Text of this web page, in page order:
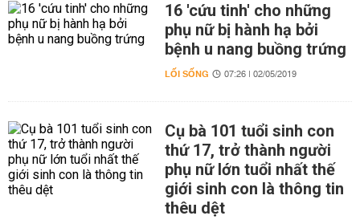
16 'cứu tinh' cho những
phụ nữ bị hành hạ bởi
bệnh u nang buồng trứng
LỐI SỐNG 07:26 | 02/05/2019
Cụ bà 101 tuổi sinh con
thứ 17, trở thành người
phụ nữ lớn tuổi nhất thế
giới sinh con là thông tin
thêu dệt